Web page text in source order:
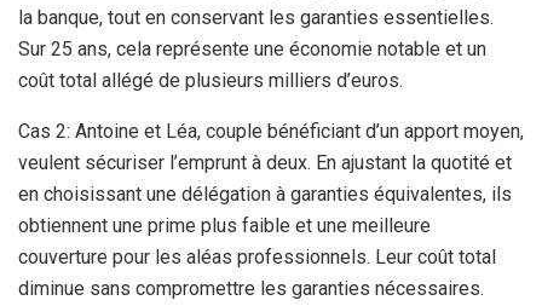
la banque, tout en conservant les garanties essentielles.
Sur 25 ans, cela représente une économie notable et un
coût total allégé de plusieurs milliers d’euros.
Cas 2: Antoine et Léa, couple bénéficiant d’un apport moyen,
veulent sécuriser l’emprunt à deux. En ajustant la quotité et
en choisissant une délégation à garanties équivalentes, ils
obtiennent une prime plus faible et une meilleure
couverture pour les aléas professionnels. Leur coût total
diminue sans compromettre les garanties nécessaires.